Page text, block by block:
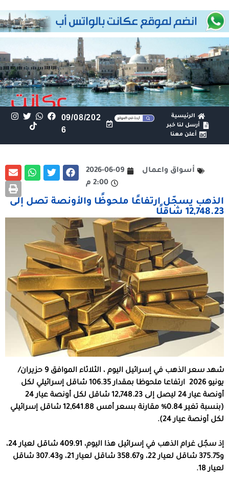
الرئيسية
أرسل لنا خبر
أعلن معنا
09/08/202
6
أسواق واعمال
2026-06-09
2:00 م
الذهب يسجّل ارتفاعًا ملحوظًا والأونصة تصل إلى
12,748.23 شاقلًا
شهد سعر الذهب في إسرائيل اليوم ، الثلاثاء الموافق 9 حزيران/
يونيو 2026 ارتفاعا ملحوظا بمقدار 106.35 شاقل إسرائيلي لكل
أونصة عيار 24 ليصل إلى 12,748.23 شاقل لكل أونصة عيار 24
(بنسبة تغير 0.84% مقارنة بسعر أمس 12,641.88 شاقل إسرائيلي
لكل أونصة عيار 24).
إذ سجّل غرام الذهب في إسرائيل هذا اليوم، 409.91 شاقل لعيار 24،
و375.75 شاقل لعيار 22، و358.67 شاقل لعيار 21، و307.43 شاقل
لعيار 18.